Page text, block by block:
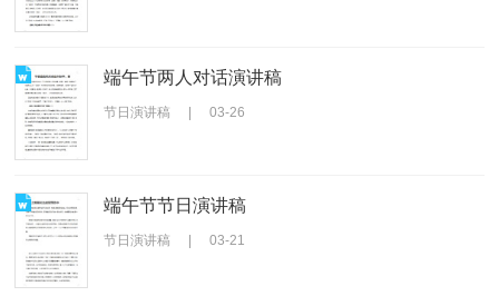
端午节两人对话演讲稿
节日演讲稿 | 03-26
端午节节日演讲稿
节日演讲稿 | 03-21